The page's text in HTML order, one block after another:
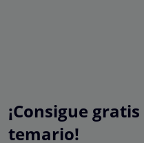
¡Consigue
temario!